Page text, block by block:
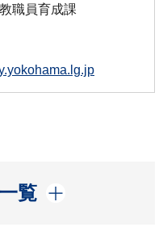
職員育成課
覧